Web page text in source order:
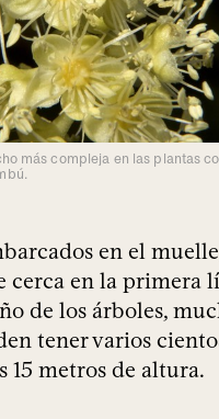
más compleja en las plantas
en el
cerca en la primera
de los árboles,
tener varios
15 metros de altura.